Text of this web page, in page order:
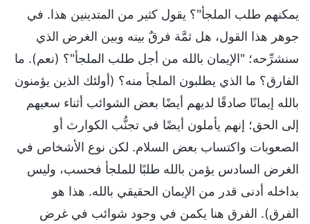
يمكنهم طلب الملجأ"؟ يقول كثير من المتدينين هذا. في
جوهر هذا القول، هل ثمَّة فرقٌ بينه وبين الغرض الذي
سنشرِّحه؛ "الإيمان بالله من أجل طلب الملجأ"؟ (نعم). ما
الفارق؟ ما الذي يطلبون الملجأ منه؟ (أولئك الذين يؤمنون
بالله إيمانًا صادقًا لديهم أيضًا بعض الشوائب أثناء سعيهم
إلى الحق؛ إنهم يأملون أيضًا في تجنُّب الكوارث أو
الصعوبات واكتساب بعض السلام. لكن نوع الأشخاص في
الغرض السادس يؤمن بالله طلبًا للملجأ فحسب، وليس
بداخله أدنى قدر من الإيمان الحقيقي بالله. هذا هو
الفرق). الفرق هنا يكمن في وجود شوائب في غرض